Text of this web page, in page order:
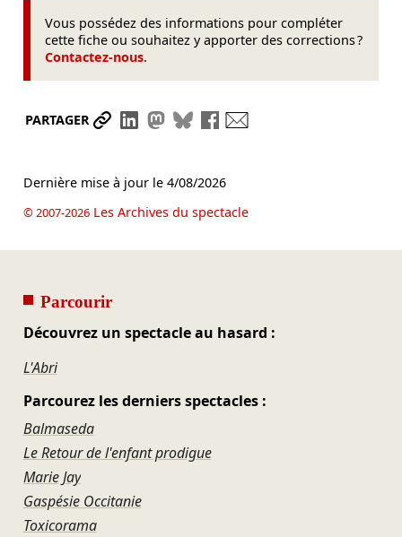
Vous possédez des informations pour compléter
cette fiche ou souhaitez y apporter des corrections ?
Contactez-nous.
PARTAGER Partager le lien
Partager sur LinkedIn
Partager sur Mastodon
Partager sur Bluesky
Partager sur Facebook
Dernière mise à jour le 4/08/2026
© 2007-2026Les Archives du spectacle
Parcourir
Découvrez un spectacle au hasard :
L'Abri
Parcourez les derniers spectacles :
Balmaseda
Le Retour de l'enfant prodigue
Marie Jay
Gaspésie Occitanie
Toxicorama